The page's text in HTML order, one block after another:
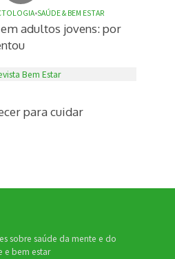
•SAÚDE & BEM ESTAR
adultos jovens: por
para cuidar
sobre saúde da mente e do
e bem estar